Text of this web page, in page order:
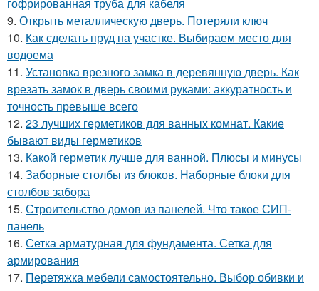
гофрированная труба для кабеля
9. Открыть металлическую дверь. Потеряли ключ
10. Как сделать пруд на участке. Выбираем место для
водоема
11. Установка врезного замка в деревянную дверь. Как
врезать замок в дверь своими руками: аккуратность и
точность превыше всего
12. 23 лучших герметиков для ванных комнат. Какие
бывают виды герметиков
13. Какой герметик лучше для ванной. Плюсы и минусы
14. Заборные столбы из блоков. Наборные блоки для
столбов забора
15. Строительство домов из панелей. Что такое СИП-
панель
16. Сетка арматурная для фундамента. Сетка для
армирования
17. Перетяжка мебели самостоятельно. Выбор обивки и